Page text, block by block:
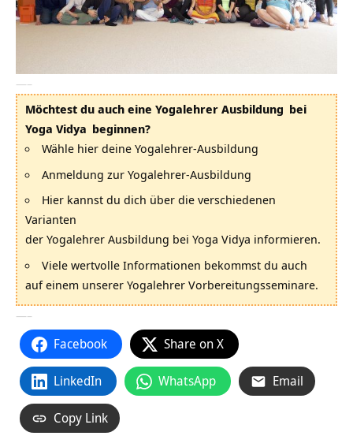
—–
Möchtest du auch eine Yogalehrer Ausbildung bei
Yoga Vidya beginnen?
Wähle hier deine Yogalehrer-Ausbildung
Anmeldung zur Yogalehrer-Ausbildung
Hier kannst du dich über die verschiedenen
Varianten
der Yogalehrer Ausbildung bei Yoga Vidya informieren.
Viele wertvolle Informationen bekommst du auch
auf einem unserer Yogalehrer Vorbereitungsseminare.
—–
Facebook Share on X
LinkedIn WhatsApp Email
Copy Link